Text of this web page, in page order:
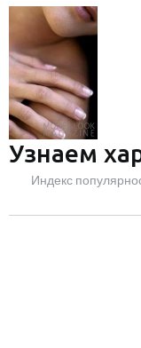
Узнаем
Индекс